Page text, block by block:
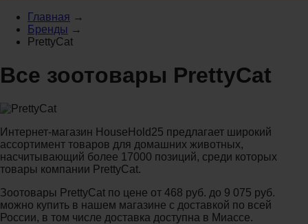
Главная →
Бренды →
PrettyCat
Все зоотовары PrettyCat
Интернет-магазин HouseHold25 предлагает широкий
ассортимент товаров для домашних животных,
насчитывающий более 17000 позиций, среди которых
товары компании PrettyCat.
Зоотовары PrettyCat по цене от 468 руб. до 9 075 руб.
можно купить в нашем магазине с доставкой по всей
России, в том числе доставка доступна в Миассе.